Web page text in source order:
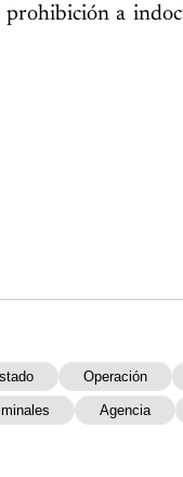
prohibición a
Operación
Agencia